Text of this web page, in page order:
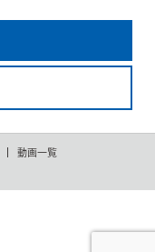
動画一覧